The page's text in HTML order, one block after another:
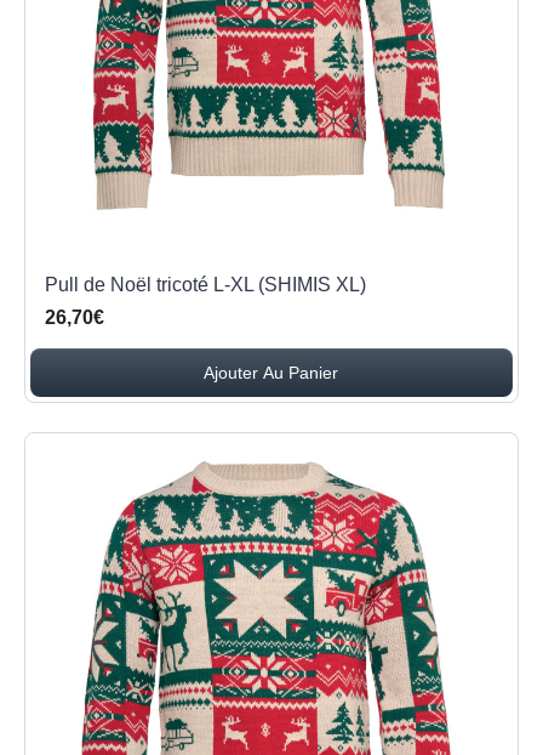
Pull de Noël tricoté L-XL (SHIMIS XL)
26,70€
Ajouter Au Panier